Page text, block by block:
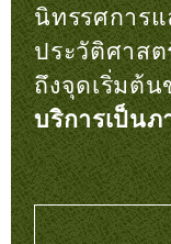
นิทรรศการแ
ประวัติศาส
ถึงจุดเริ่มต้น
บริการเป็น